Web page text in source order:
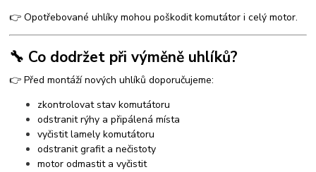
👉 Opotřebované uhlíky mohou poškodit komutátor i celý motor.
🔧 Co dodržet při výměně uhlíků?
👉 Před montáží nových uhlíků doporučujeme:
zkontrolovat stav komutátoru
odstranit rýhy a připálená místa
vyčistit lamely komutátoru
odstranit grafit a nečistoty
motor odmastit a vyčistit